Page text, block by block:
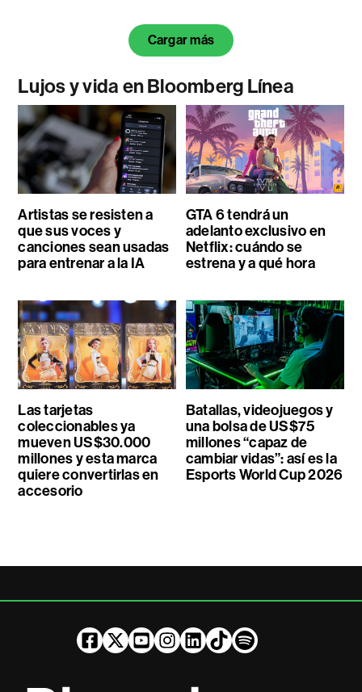
Cargar más
Lujos y vida en Bloomberg Línea
Artistas se resisten a
que sus voces y
canciones sean usadas
para entrenar a la IA
GTA 6 tendrá un
adelanto exclusivo en
Netflix: cuándo se
estrena y a qué hora
Las tarjetas
coleccionables ya
mueven US$30.000
millones y esta marca
quiere convertirlas en
accesorio
Batallas, videojuegos y
una bolsa de US$75
millones “capaz de
cambiar vidas”: así es la
Esports World Cup 2026